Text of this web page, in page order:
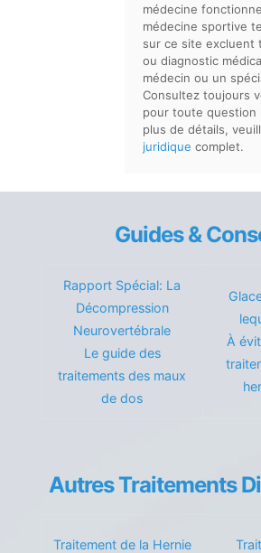
médecine
médecine sportive
sur ce site excluent
ou diagnostic
médecin ou un
Consultez toujours
pour toute question
plus de détails,
juridique complet.
Guides &
Rapport Spécial: La
Décompression
Neurovertébrale
Le guide des
traitements des maux
de dos
À
Autres Traitements
Traitement de la Hernie